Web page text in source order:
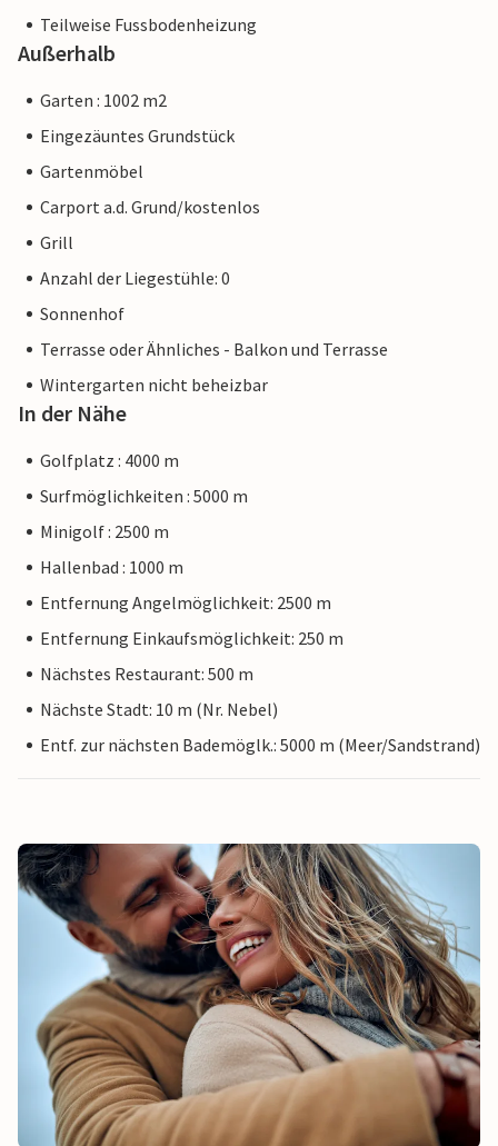
Teilweise Fussbodenheizung
Außerhalb
Garten : 1002 m2
Eingezäuntes Grundstück
Gartenmöbel
Carport a.d. Grund/kostenlos
Grill
Anzahl der Liegestühle: 0
Sonnenhof
Terrasse oder Ähnliches - Balkon und Terrasse
Wintergarten nicht beheizbar
In der Nähe
Golfplatz : 4000 m
Surfmöglichkeiten : 5000 m
Minigolf : 2500 m
Hallenbad : 1000 m
Entfernung Angelmöglichkeit: 2500 m
Entfernung Einkaufsmöglichkeit: 250 m
Nächstes Restaurant: 500 m
Nächste Stadt: 10 m (Nr. Nebel)
Entf. zur nächsten Bademöglk.: 5000 m (Meer/Sandstrand)